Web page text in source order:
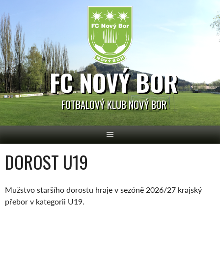
to
content
FC NOVÝ BOR
FOTBALOVÝ KLUB NOVÝ BOR
DOROST U19
Mužstvo staršího dorostu hraje v sezóně 2026/27 krajský
přebor v kategorii U19.